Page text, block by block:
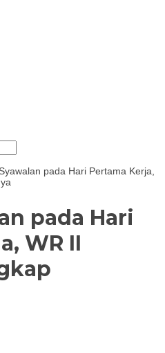
pada Hari Pertama Kerja,
pada Hari
WR II